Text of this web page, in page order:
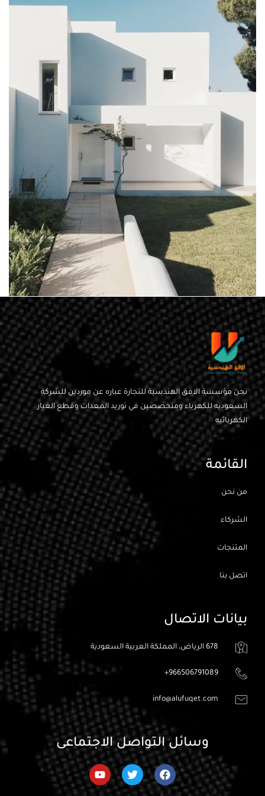
KITCHEN
LEO UTEU ULLAMCORPER
نحن مؤسسة الافق الهندسية للتجارة عباره عن موردين للشركة
السعوديه للكهرباء ومتخصصين في توريد المعدات وقطع الغيار
الكهربائيه
القائمة
من نحن
الشركاء
المتنجات
اتصل بنا
بيانات الاتصال
678 الرياض، المملكة العربية السعودية
966506791089+
info@alufuqet.com
وسائل التواصل الاجتماعى